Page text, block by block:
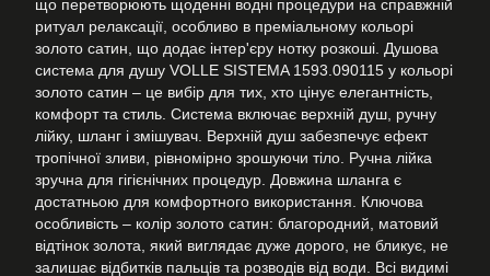
що перетворюють щоденні водні процедури на справжній
ритуал релаксації, особливо в преміальному кольорі
золото сатин, що додає інтер'єру нотку розкоші. Душова
система для душу VOLLE SISTEMA 1593.090115 у кольорі
золото сатин – це вибір для тих, хто цінує елегантність,
комфорт та стиль. Система включає верхній душ, ручну
лійку, шланг і змішувач. Верхній душ забезпечує ефект
тропічної зливи, рівномірно зрошуючи тіло. Ручна лійка
зручна для гігієнічних процедур. Довжина шланга є
достатньою для комфортного використання. Ключова
особливість – колір золото сатин: благородний, матовий
відтінок золота, який виглядає дуже дорого, не бликує, не
залишає відбитків пальців та розводів від води. Всі видимі